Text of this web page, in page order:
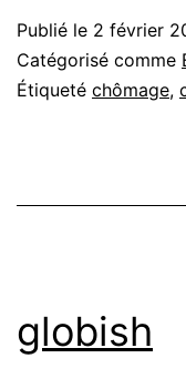
Publié le 2 février
Catégorisé comme
Étiqueté chômage,
globish